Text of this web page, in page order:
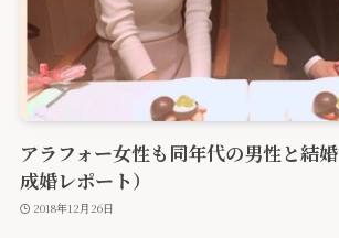
アラフォー女性も同年代の男性と結
成婚レポート）
2018年12月26日